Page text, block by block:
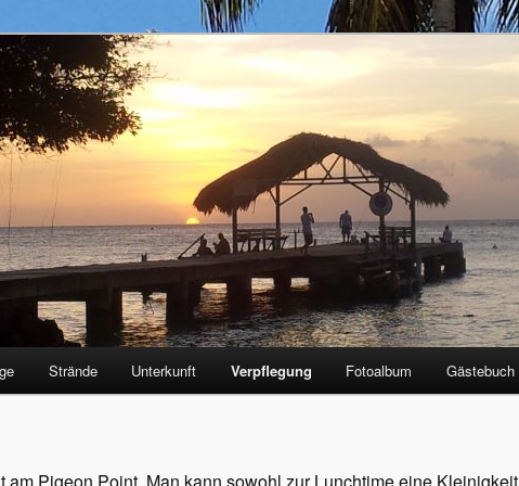
Strände Unterkunft Verpflegung Fotoalbum Gästebuch
am Pigeon Point. Man kann sowohl zur Lunchtime eine